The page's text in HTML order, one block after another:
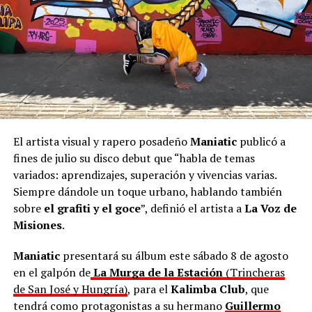
en todas las provincias, y es muy valioso”.
En ese sentido, elSecretario de Estado de Cultura,
Joselo Schuap, adelantó en el mismo comunicado que,
en octubre, la cantante compartirá una gira por el
interior de Misiones con “Cultura en Movimiento”.
valiosa nos acompañe. Una mujer chamamecera de ley;
la más importante que hemos tenido”, apuntóSchuap
El artista visual y rapero posadeñoManiaticpublicó a
fines de julio su disco debut que “habla de temas
variados: aprendizajes, superación y vivencias varias.
Siempre dándole un toque urbano, hablando también
sobre el grafiti y el goce”, definió el artista aLa Voz de
Misiones.
Maniaticpresentará su álbum este sábado 8 de agosto
en el galpón deLa Murga de la Estación(Trincheras
de San José y Hungría), para elKalimba Club, que
tendrá como protagonistas a su hermano Guillermo